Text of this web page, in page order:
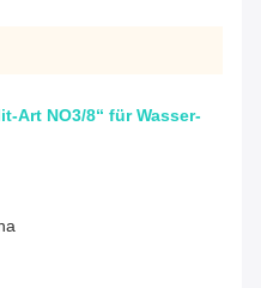
Art NO3/8“ für Wasser-